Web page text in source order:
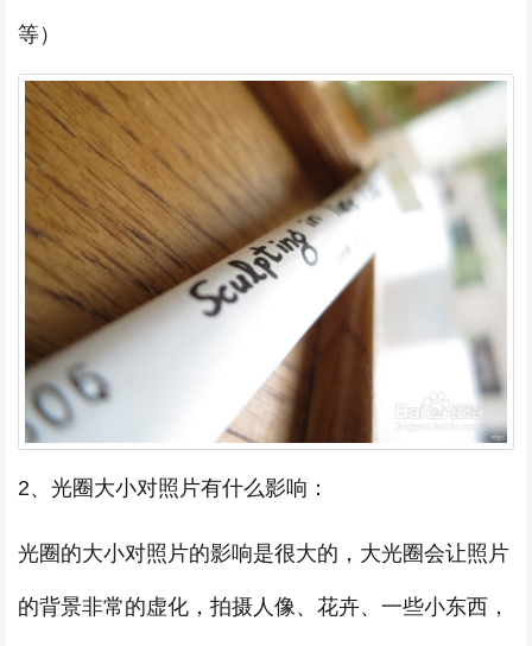
等）
2、光圈大小对照片有什么影响：
光圈的大小对照片的影响是很大的，大光圈会让照片
的背景非常的虚化，拍摄人像、花卉、一些小东西，